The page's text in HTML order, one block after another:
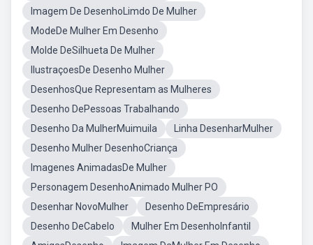
Imagem De DesenhoLimdo De Mulher
ModeDe Mulher Em Desenho
Molde DeSilhueta De Mulher
IlustraçoesDe Desenho Mulher
DesenhosQue Representam as Mulheres
Desenho DePessoas Trabalhando
Desenho Da MulherMuimuila
Linha DesenharMulher
Desenho Mulher DesenhoCriança
Imagenes AnimadasDe Mulher
Personagem DesenhoAnimado Mulher PO
Desenhar NovoMulher
Desenho DeEmpresário
Desenho DeCabelo
Mulher Em DesenhoInfantil